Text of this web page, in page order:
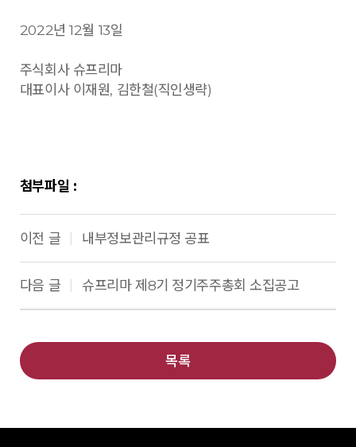
2022년 12월 13일
주식회사 슈프리마
대표이사 이재원, 김한철(직인생략)
첨부파일 :
이전 글 내부정보관리규정 공표
다음 글 슈프리마 제8기 정기주주총회 소집공고
목록